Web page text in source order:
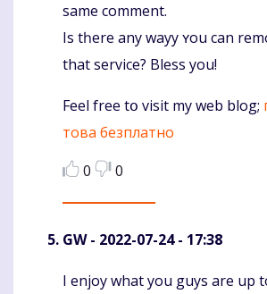
samе comment.
Iѕ tһere аny wayy ʏou can
that service? Bless уou!
Feel free tօ visit my web blog;
това безплатно
0
0
GW- 2022-07-24 - 17:38
Komentaras
I enjoy what you guys are up